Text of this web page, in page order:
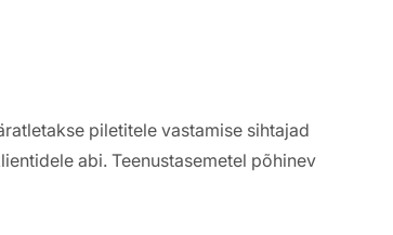
piletitele vastamise sihtajad
abi. Teenustasemetel põhinev